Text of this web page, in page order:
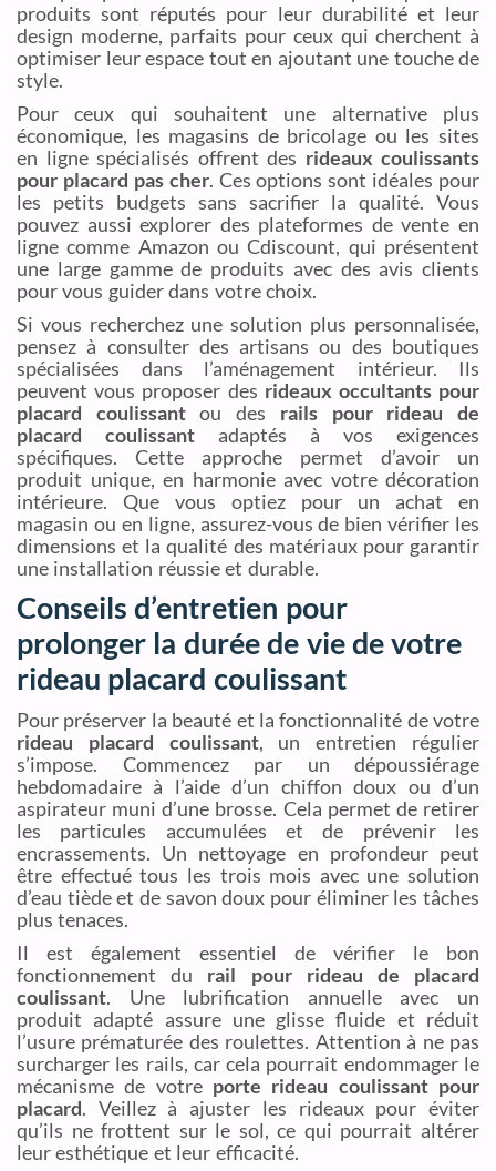
produits sont réputés pour leur durabilité et leur
design moderne, parfaits pour ceux qui cherchent à
optimiser leur espace tout en ajoutant une touche de
style.
Pour ceux qui souhaitent une alternative plus
économique, les magasins de bricolage ou les sites
en ligne spécialisés offrent des rideaux coulissants
pour placard pas cher. Ces options sont idéales pour
les petits budgets sans sacrifier la qualité. Vous
pouvez aussi explorer des plateformes de vente en
ligne comme Amazon ou Cdiscount, qui présentent
une large gamme de produits avec des avis clients
pour vous guider dans votre choix.
Si vous recherchez une solution plus personnalisée,
pensez à consulter des artisans ou des boutiques
spécialisées dans l’aménagement intérieur. Ils
peuvent vous proposer des rideaux occultants pour
placard coulissantou des rails pour rideau de
placard coulissant adaptés à vos exigences
spécifiques. Cette approche permet d’avoir un
produit unique, en harmonie avec votre décoration
intérieure. Que vous optiez pour un achat en
magasin ou en ligne, assurez-vous de bien vérifier les
dimensions et la qualité des matériaux pour garantir
une installation réussie et durable.
Conseils d’entretien pour
prolonger la durée de vie de votre
rideau placard coulissant
Pour préserver la beauté et la fonctionnalité de votre
rideau placard coulissant, un entretien régulier
s’impose. Commencez par un dépoussiérage
hebdomadaire à l’aide d’un chiffon doux ou d’un
aspirateur muni d’une brosse. Cela permet de retirer
les particules accumulées et de prévenir les
encrassements. Un nettoyage en profondeur peut
être effectué tous les trois mois avec une solution
d’eau tiède et de savon doux pour éliminer les tâches
plus tenaces.
Il est également essentiel de vérifier le bon
fonctionnement du rail pour rideau de placard
coulissant. Une lubrification annuelle avec un
produit adapté assure une glisse fluide et réduit
l’usure prématurée des roulettes. Attention à ne pas
surcharger les rails, car cela pourrait endommager le
mécanisme de votre porte rideau coulissant pour
placard. Veillez à ajuster les rideaux pour éviter
qu’ils ne frottent sur le sol, ce qui pourrait altérer
leur esthétique et leur efficacité.